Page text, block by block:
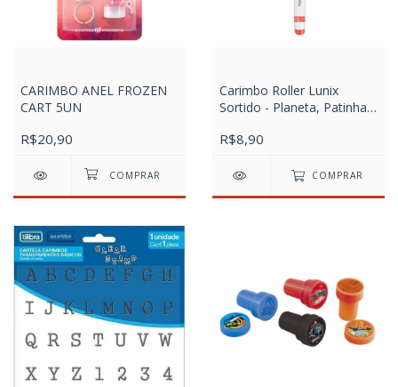
CARIMBO ANEL FROZEN
CART 5UN
R$20,90
Carimbo Roller Lunix
Sortido - Planeta, Patinhas,
R$8,90
COMPRAR